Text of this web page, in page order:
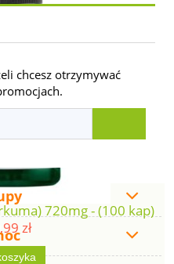
720mg - (100 kap)
zł
chcesz otrzymywać